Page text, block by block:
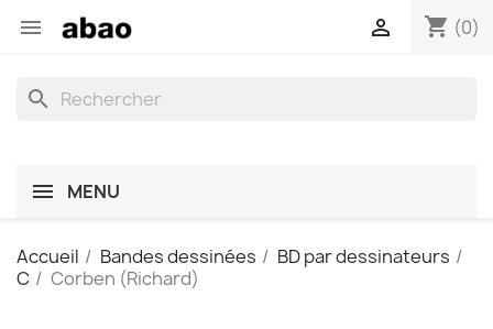
 shopping_cart (0)

search
MENU
Accueil Bandes dessinées
BD par dessinateurs
C
Corben (Richard)